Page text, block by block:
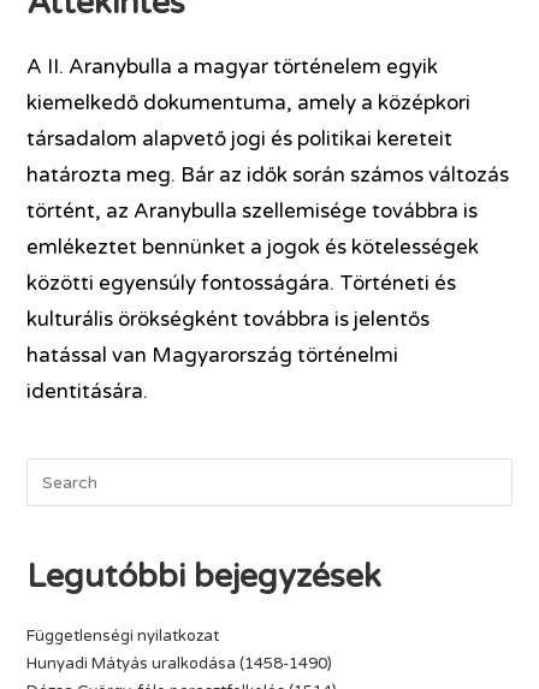
A II. Aranybulla a magyar történelem egyik
kiemelkedő dokumentuma, amely a középkori
társadalom alapvető jogi és politikai kereteit
határozta meg. Bár az idők során számos változás
történt, az Aranybulla szellemisége továbbra is
emlékeztet bennünket a jogok és kötelességek
közötti egyensúly fontosságára. Történeti és
kulturális örökségként továbbra is jelentős
hatással van Magyarország történelmi
identitására.
Legutóbbi bejegyzések
Függetlenségi nyilatkozat
Hunyadi Mátyás uralkodása (1458-1490)